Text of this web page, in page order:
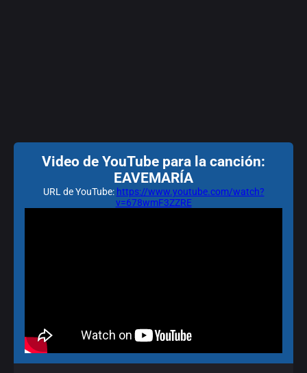
Video de YouTube para la canción:
EAVEMARÍA
URL de YouTube: https://www.youtube.com/watch?
v=678wmF3ZZRE